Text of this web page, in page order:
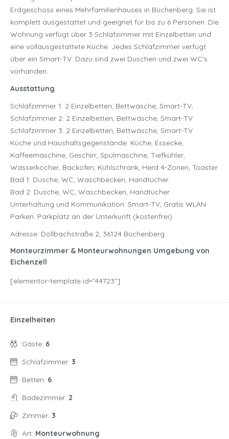
Erdgeschoss eines Mehrfamilienhauses in Büchenberg. Sie ist
komplett ausgestattet und geeignet für bis zu 6 Personen. Die
Wohnung verfügt über 3 Schlafzimmer mit Einzelbetten und
eine vollausgestattete Küche. Jedes Schlafzimmer verfügt
über ein Smart-TV. Dazu sind zwei Duschen und zwei WC‘s
vorhanden.
Ausstattung
Schlafzimmer 1: 2 Einzelbetten, Bettwäsche, Smart-TV,
Schlafzimmer 2: 2 Einzelbetten, Bettwäsche, Smart-TV
Schlafzimmer 3: 2 Einzelbetten, Bettwäsche, Smart-TV
Küche und Haushaltsgegenstände: Küche, Essecke,
Kaffeemaschine, Geschirr, Spülmaschine, Tiefkühler,
Wasserkocher, Backofen, Kühlschrank, Herd 4-Zonen, Toaster
Bad 1: Dusche, WC, Waschbecken, Handtücher
Bad 2: Dusche, WC, Waschbecken, Handtücher
Unterhaltung und Kommunikation: Smart-TV, Gratis WLAN
Parken: Parkplatz an der Unterkunft (kostenfrei)
Adresse: Döllbachstraße 2, 36124 Büchenberg
Monteurzimmer & Monteurwohnungen Umgebung von
Eichenzell
[elementor-template id=”44723″]
Einzelheiten
Gäste: 6
Schlafzimmer: 3
Betten: 6
Badezimmer: 2
Zimmer: 3
Art: Monteurwohnung